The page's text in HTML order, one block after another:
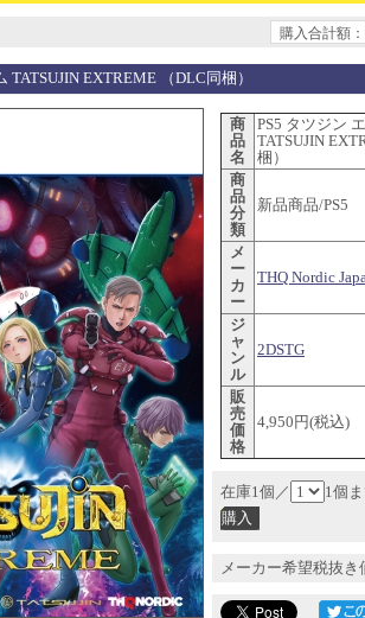
購入合計額
EXTREME （DLC同梱）
商
品
名
PS5 タツジン
TATSUJIN
梱）
商
品
分
類
新品商品/PS5
メ
ー
カ
ー
THQ Nordic
ジ
ャ
ン
ル
2DSTG
販
売
価
格
4,950円(税込)
在庫1個／ 1個
メーカー希望税抜き